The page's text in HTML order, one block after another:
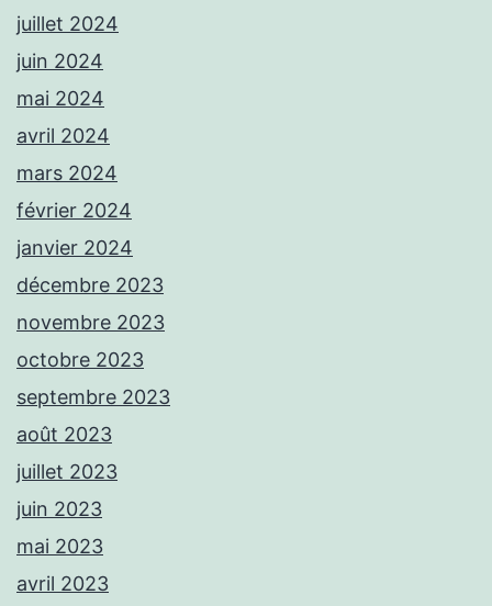
juillet 2024
juin 2024
mai 2024
avril 2024
mars 2024
février 2024
janvier 2024
décembre 2023
novembre 2023
octobre 2023
septembre 2023
août 2023
juillet 2023
juin 2023
mai 2023
avril 2023